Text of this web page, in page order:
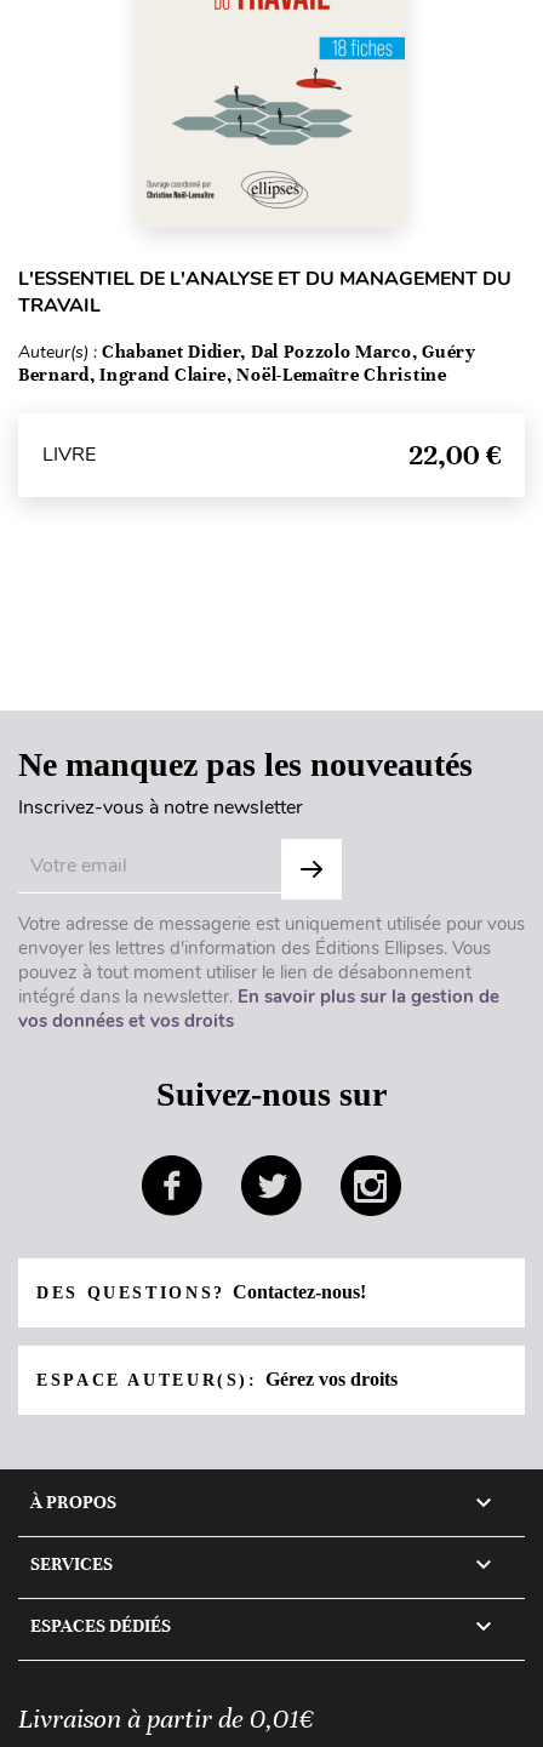
L'ESSENTIEL DE L'ANALYSE ET DU MANAGEMENT DU
TRAVAIL
Auteur(s) : Chabanet Didier, Dal Pozzolo Marco, Guéry
Bernard, Ingrand Claire, Noël-Lemaître Christine
LIVRE 22,00 €
Ne manquez pas les nouveautés
Inscrivez-vous à notre newsletter
Votre adresse de messagerie est uniquement utilisée pour vous
envoyer les lettres d'information des Éditions Ellipses. Vous
pouvez à tout moment utiliser le lien de désabonnement
intégré dans la newsletter. En savoir plus sur la gestion de
vos données et vos droits
Suivez-nous sur
DES QUESTIONS?Contactez-nous!
ESPACE AUTEUR(S):Gérez vos droits
À PROPOS 
SERVICES 
ESPACES DÉDIÉS 
Livraison à partir de 0,01€